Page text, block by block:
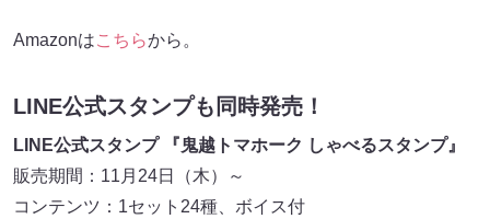
Amazonはこちらから。
LINE公式スタンプも同時発売！
LINE公式スタンプ 『鬼越トマホーク しゃべるスタンプ』
販売期間：11月24日（木）～
コンテンツ：1セット24種、ボイス付